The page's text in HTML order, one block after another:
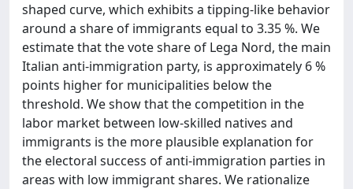
shaped curve, which exhibits a tipping-like behavior
around a share of immigrants equal to 3.35 %. We
estimate that the vote share of Lega Nord, the main
Italian anti-immigration party, is approximately 6 %
points higher for municipalities below the
threshold. We show that the competition in the
labor market between low-skilled natives and
immigrants is the more plausible explanation for
the electoral success of anti-immigration parties in
areas with low immigrant shares. We rationalize